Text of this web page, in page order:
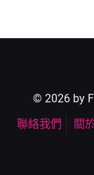
© 2026 by
聯絡我們
關